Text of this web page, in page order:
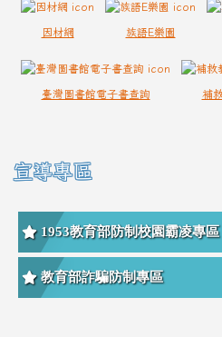
因材網 族語E樂園
臺灣圖書館電子書查詢 補
宣導專區
1953教育部防制校園霸凌專區
教育部詐騙防制專區